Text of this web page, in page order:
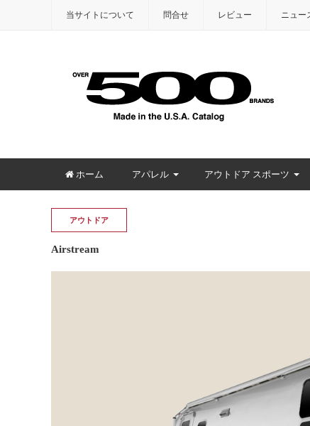
当サイトについて 問合せ レビュー ニュー
ホーム アパレル アウトドア スポーツ
アウトドア
Airstream